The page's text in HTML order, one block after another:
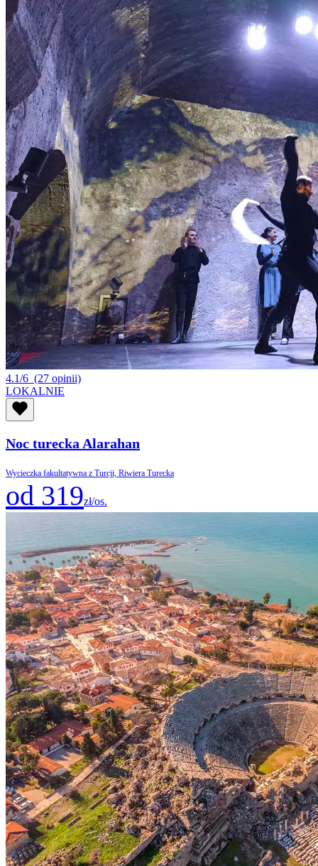
4.1/6 (27 opinii)
LOKALNIE
Noc turecka Alarahan
Wycieczka fakultatywna z Turcji, Riwiera Turecka
od 319zł/os.